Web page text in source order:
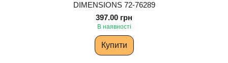
DIMENSIONS 72-76289
397.00 грн
В наявності
Купити